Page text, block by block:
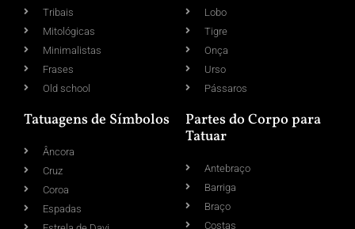
Tribais
Mitológicas
Minimalistas
Frases
Old school
Lobo
Tigre
Onça
Urso
Pássaros
Tatuagens de Símbolos
Âncora
Cruz
Coroa
Espadas
Partes do Corpo para
Tatuar
Antebraço
Barriga
Braço
Costas